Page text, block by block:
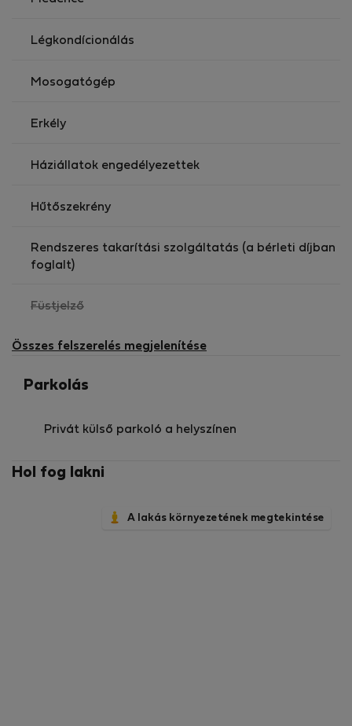
Légkondícionálás
Mosogatógép
Erkély
Háziállatok engedélyezettek
Hűtőszekrény
Rendszeres takarítási szolgáltatás (a bérleti díjban
foglalt)
Füstjelző,
elérhető
Összes felszerelés megjelenítése
Parkolás
Privát külső parkoló a helyszínen
Hol fog lakni
A lakás környezetének megtekintése